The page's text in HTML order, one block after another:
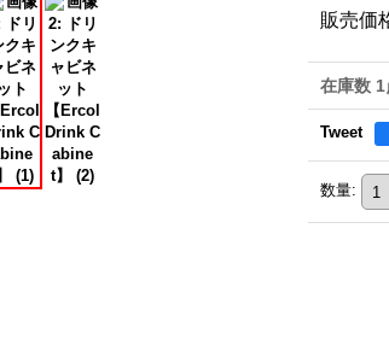
販売価
在庫数 1
Tweet
数量: